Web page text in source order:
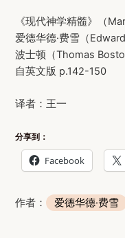
《现代神学精髓》（
爱德华德·费雪（
波士顿（Thomas
自英文版 p.142-150
译者：王一
分享到：
Facebook
作者： 爱德华德·费雪